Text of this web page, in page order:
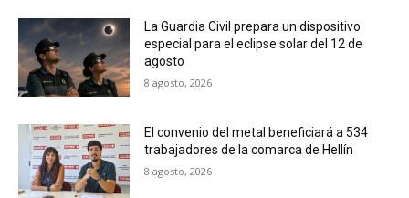
La Guardia Civil prepara un dispositivo
especial para el eclipse solar del 12 de
agosto
8 agosto, 2026
El convenio del metal beneficiará a 534
trabajadores de la comarca de Hellín
8 agosto, 2026